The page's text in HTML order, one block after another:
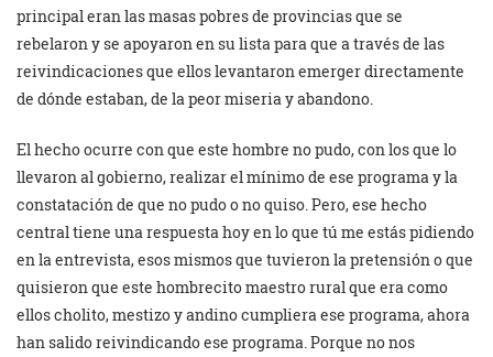
principal eran las masas pobres de provincias que se
rebelaron y se apoyaron en su lista para que a través de las
reivindicaciones que ellos levantaron emerger directamente
de dónde estaban, de la peor miseria y abandono.
El hecho ocurre con que este hombre no pudo, con los que lo
llevaron al gobierno, realizar el mínimo de ese programa y la
constatación de que no pudo o no quiso. Pero, ese hecho
central tiene una respuesta hoy en lo que tú me estás pidiendo
en la entrevista, esos mismos que tuvieron la pretensión o que
quisieron que este hombrecito maestro rural que era como
ellos cholito, mestizo y andino cumpliera ese programa, ahora
han salido reivindicando ese programa. Porque no nos